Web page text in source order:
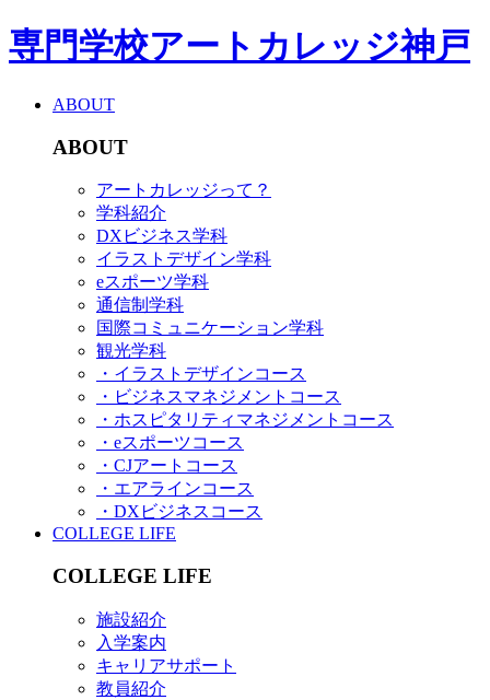
専門学校アートカレッジ神戸
ABOUT
ABOUT
アートカレッジって？
学科紹介
DXビジネス学科
イラストデザイン学科
eスポーツ学科
通信制学科
国際コミュニケーション学科
観光学科
・イラストデザインコース
・ビジネスマネジメントコース
・ホスピタリティマネジメントコース
・eスポーツコース
・CJアートコース
・エアラインコース
・DXビジネスコース
COLLEGE LIFE
COLLEGE LIFE
施設紹介
入学案内
キャリアサポート
教員紹介